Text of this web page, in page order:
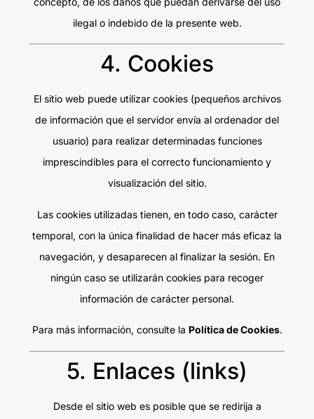
ilegal o indebido de la presente web.
4. Cookies
El sitio web puede utilizar cookies (pequeños archivos
de información que el servidor envía al ordenador del
usuario) para realizar determinadas funciones
imprescindibles para el correcto funcionamiento y
visualización del sitio.
Las cookies utilizadas tienen, en todo caso, carácter
temporal, con la única finalidad de hacer más eficaz la
navegación, y desaparecen al finalizar la sesión. En
ningún caso se utilizarán cookies para recoger
información de carácter personal.
Para más información, consulte la Política de Cookies.
5. Enlaces (links)
Desde el sitio web es posible que se redirija a